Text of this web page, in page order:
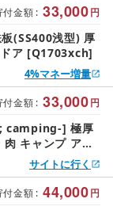
付金額 : 33,000円
(SS400浅型) 厚
ア [Q1703xch]
4%マネー増量
付金額 : 33,000円
camping-] 極厚
キャンプ アウ
サイトに行く
付金額 : 44,000円